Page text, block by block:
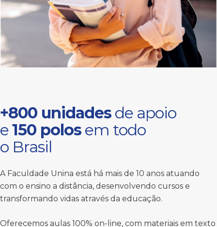
+800 unidades de apoio
e150 polos em todo
o Brasil
A Faculdade Unina está há mais de 10 anos atuando
com o ensino a distância, desenvolvendo cursos e
transformando vidas através da educação.
Oferecemos aulas 100% on-line, com materiais em texto